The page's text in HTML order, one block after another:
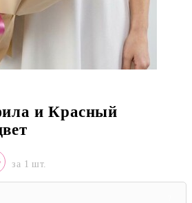
и Красный
за 1 шт.